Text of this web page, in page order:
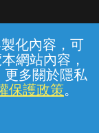
化內容，可
網站內容，
更多關於隱私
保護政策。
隱私權保護
分公司